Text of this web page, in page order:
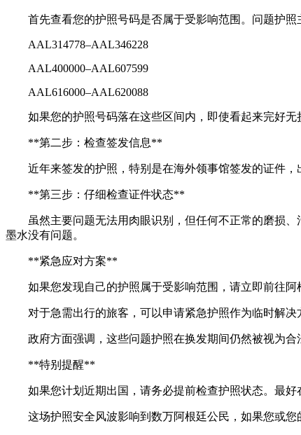
首先查看您的护照号码是否属于受影响范围。问题护照
AAL314778–AAL346228
AAL400000–AAL607599
AAL616000–AAL620088
如果您的护照号码落在这些区间内，即使看起来完好无
**第二步：检查签发信息**
近年来签发的护照，特别是在海外领事馆签发的证件
**第三步：仔细检查证件状态**
虽然主要问题无法用肉眼识别，但任何不正常的磨损
墨水没有问题。
**紧急应对方案**
如果您发现自己的护照属于受影响范围，请立即前往
对于急需出行的旅客，可以申请紧急护照作为临时解
政府方面强调，这些问题护照在换发期间仍然被视为
**特别提醒**
如果您计划近期出国，请务必提前检查护照状态。最
这场护照安全风波影响到数万阿根廷公民，如果您或